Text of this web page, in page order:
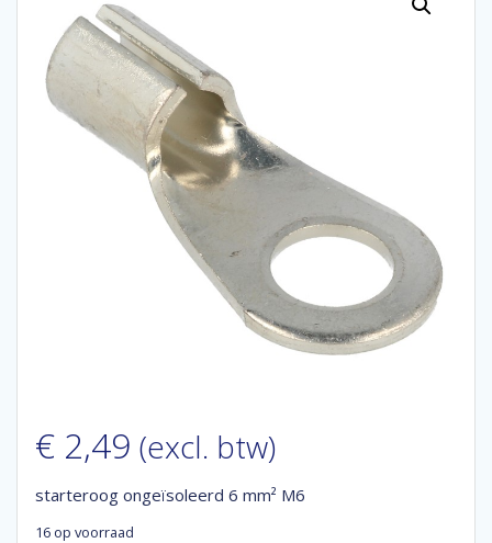
€ 2,49 (excl. btw)
starteroog ongeïsoleerd 6 mm² M6
16 op voorraad